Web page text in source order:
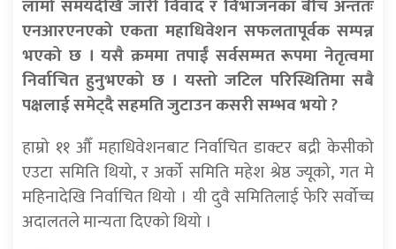
लामो समयदेखि जारी विवाद र विभाजनका बीच अन्ततः
एनआरएनएको एकता महाधिवेशन सफलतापूर्वक सम्पन्न
भएको छ । यसै क्रममा तपाईं सर्वसम्मत रूपमा नेतृत्वमा
निर्वाचित हुनुभएको छ । यस्तो जटिल परिस्थितिमा सबै
पक्षलाई समेट्दै सहमति जुटाउन कसरी सम्भव भयो ?
हाम्रो ११ औँ महाधिवेशनबाट निर्वाचित डाक्टर बद्री केसीको
एउटा समिति थियो, र अर्को समिति महेश श्रेष्ठ ज्यूको, गत मे
महिनादेखि निर्वाचित थियो । यी दुवै समितिलाई फेरि सर्वोच्च
अदालतले मान्यता दिएको थियो ।